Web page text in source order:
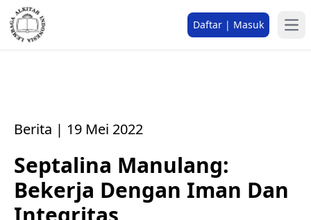
Daftar | Masuk
Berita | 19 Mei 2022
Septalina Manulang:
Bekerja Dengan Iman Dan